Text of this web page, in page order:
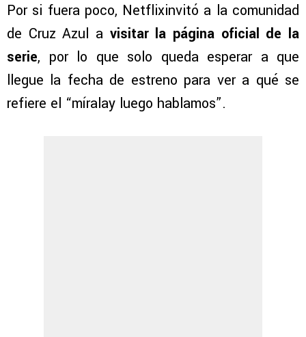
Por si fuera poco, Netflixinvitó a la comunidad
de Cruz Azul a visitar la página oficial de la
serie, por lo que solo queda esperar a que
llegue la fecha de estreno para ver a qué se
refiere el “míralay luego hablamos”.